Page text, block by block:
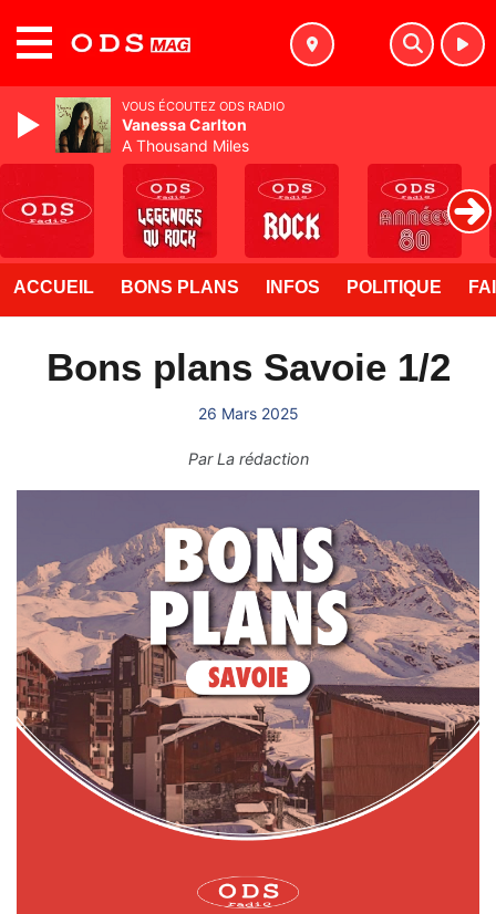
ACCUEIL BONS PLANS INFOS POLITIQUE
Bons plans Savoie 1/2
26 Mars 2025
ParLa rédaction
VOUS ÉCOUTEZ ODS RADIO
Vanessa Carlton
A Thousand Miles